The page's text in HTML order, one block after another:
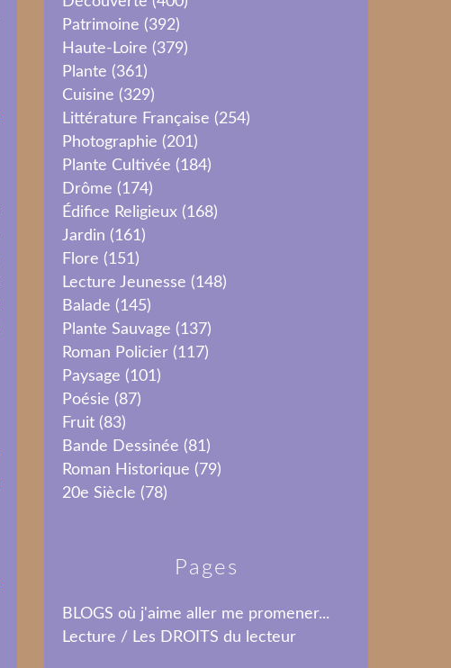
Patrimoine (392)
Haute-Loire (379)
Plante (361)
Cuisine (329)
Littérature Française (254)
Photographie (201)
Plante Cultivée (184)
Drôme (174)
Édifice Religieux (168)
Jardin (161)
Flore (151)
Lecture Jeunesse (148)
Balade (145)
Plante Sauvage (137)
Roman Policier (117)
Paysage (101)
Poésie (87)
Fruit (83)
Bande Dessinée (81)
Roman Historique (79)
20e Siècle (78)
Pages
BLOGS où j'aime aller me promener...
Lecture / Les DROITS du lecteur